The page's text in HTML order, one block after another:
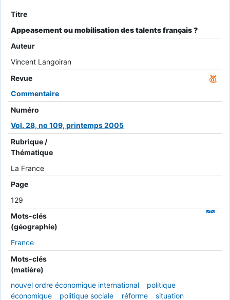
Titre
Appeasement ou mobilisation des talents français ?
Auteur
Vincent Langoiran
Revue
Commentaire
Numéro
Vol. 28, no 109, printemps 2005
Rubrique /
Thématique
La France
Page
129
Mots-clés
(géographie)
France
Mots-clés
(matière)
nouvel ordre économique international
politique
économique
politique sociale réforme situation